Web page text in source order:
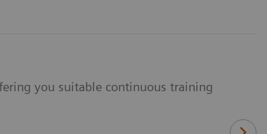
you suitable continuous training